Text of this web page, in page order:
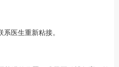
医生重新粘接。